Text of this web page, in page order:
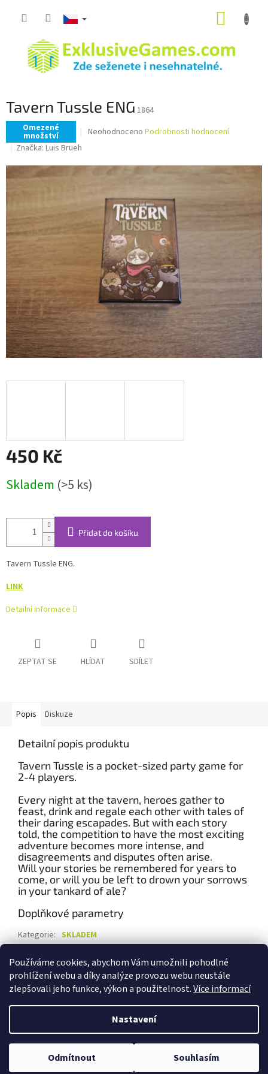
Používáme cookies, abychom Vám umožnili pohodlné
prohlížení webu a díky analýze provozu webu neustále
zlepšovali jeho funkce, výkon a použitelnost.Více informací
Nastavení
Odmítnout Souhlasím
NOVINKA! Za nákup nad 4.000,-Kč získáte slevu 5% a za nákup nad
Tavern Tussle ENG 1864
Omezené
množství
Průměrné
je
hvězdiček.
Neohodnoceno Podrobnosti hodnocení
Značka: Luis Brueh
450 Kč
cena:
Skladem (>5 ks)
Přidat do košíku
Tavern Tussle ENG.
LINK
Detailní informace
ZEPTAT SE HLÍDAT SDÍLET
Popis Diskuze
Detailní popis produktu
Tavern Tussle is a pocket-sized party game for
2-4 players.
Every night at the tavern, heroes gather to
feast, drink and regale each other with tales of
their daring escapades. But with each story
told, the competition to have the most exciting
adventure becomes more intense, and
disagreements and disputes often arise.
Will your stories be remembered for years to
come, or will you be left to drown your sorrows
in your tankard of ale?
Doplňkové parametry
Kategorie: SKLADEM
Hmotnost: 0.5 kg
Vytvořil Shoptet
Copyright 2026ExklusiveGames.com . Všechna práva vyhrazena.